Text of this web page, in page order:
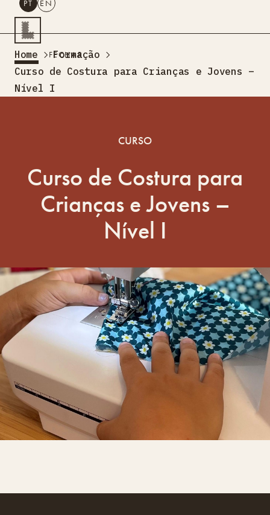
PESQUISAR
PT EN
Turismo Criativo
ProjetosA AcontecerMontra
Sobre Nós
PT EN
FECHAR
Home
Formação
Curso de Costura para Crianças e Jovens –
Nível I
CURSO
Curso de Costura para
Crianças e Jovens –
Nível I